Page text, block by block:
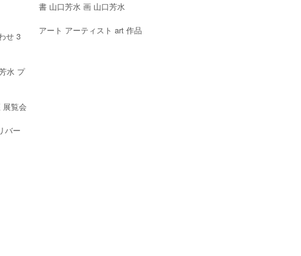
せ 3
水 プ
展覧会
バー
書 山口芳水 画 山口芳水
アート アーティスト art 作品